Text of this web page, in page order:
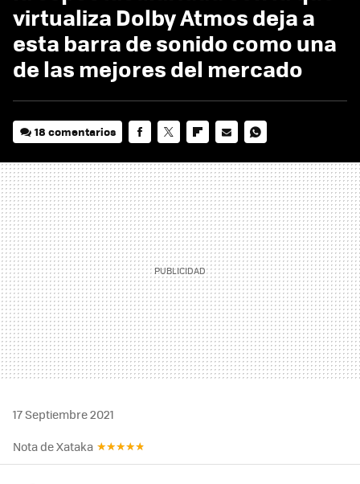
virtualiza Dolby Atmos deja a
esta barra de sonido como una
de las mejores del mercado
18 comentarios
MAIL
17 Septiembre 2021
Nota de Xataka